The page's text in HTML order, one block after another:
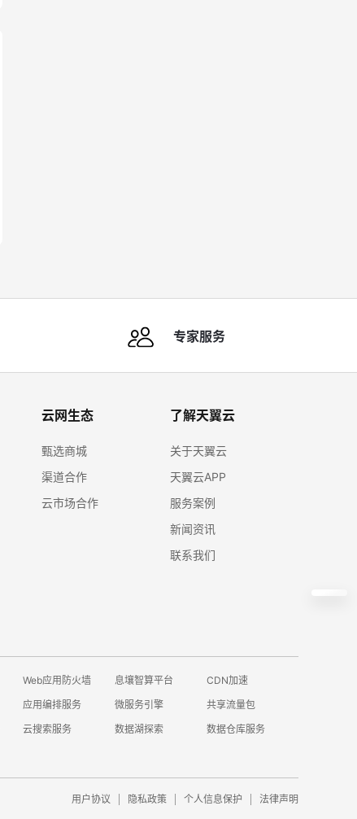
专家服务
云网生态
甄选商城
渠道合作
云市场合作
了解天翼云
关于天翼云
天翼云APP
服务案例
新闻资讯
联系我们
Web应用防火墙 息壤智算平台
CDN加速
应用编排服务 微服务引擎
共享流量包
云搜索服务 数据湖探索
数据仓库服务
用户协议 隐私政策 个人信息保护 法律声明